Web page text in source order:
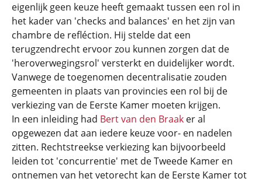
eigenlijk geen keuze heeft gemaakt tussen een rol in
het kader van 'checks and balances' en het zijn van
chambre de refléction. Hij stelde dat een
terugzendrecht ervoor zou kunnen zorgen dat de
'heroverwegingsrol' versterkt en duidelijker wordt.
Vanwege de toegenomen decentralisatie zouden
gemeenten in plaats van provincies een rol bij de
verkiezing van de Eerste Kamer moeten krijgen.
In een inleiding had Bert van den Braak er al
opgewezen dat aan iedere keuze voor- en nadelen
zitten. Rechtstreekse verkiezing kan bijvoorbeeld
leiden tot 'concurrentie' met de Tweede Kamer en
ontnemen van het vetorecht kan de Eerste Kamer tot